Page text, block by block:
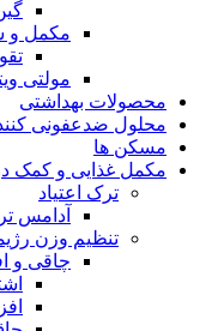
مکمل و
مولتی
محصولات بهداشتی
محلول ضدعفونی
مسکن ها
مکمل غذایی و کمک
ترک اعتیاد
آدامس
تنظیم وزن
چاقی و